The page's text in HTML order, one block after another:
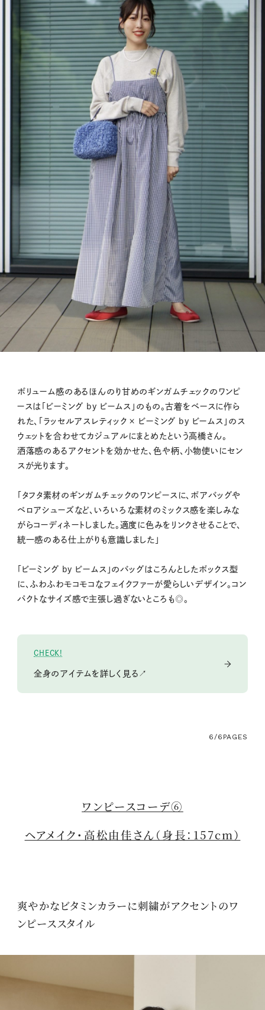
ボリューム感のあるほんのり甘めのギンガムチェックのワンピ
ースは「ビーミング by ビームス」のもの。古着をベースに作ら
れた、「ラッセルアスレティック × ビーミング by ビームス」のス
ウェットを合わせてカジュアルにまとめたという高橋さん。
洒落感のあるアクセントを効かせた、色や柄、小物使いにセン
スが光ります。
「タフタ素材のギンガムチェックのワンピースに、ボアバッグや
ベロアシューズなど、いろいろな素材のミックス感を楽しみな
がらコーディネートしました。適度に色みをリンクさせることで、
統一感のある仕上がりも意識しました」
「ビーミング by ビームス」のバッグはころんとしたボックス型
に、ふわふわモコモコなフェイクファーが愛らしいデザイン。コン
パクトなサイズ感で主張し過ぎないところも◎。
CHECK!
全身のアイテムを詳しく見る↗
6/6 PAGES
ワンピースコーデ⑥
ヘアメイク・高松由佳さん（身長：157cm）
爽やかなビタミンカラーに刺繍がアクセントのワ
ンピーススタイル